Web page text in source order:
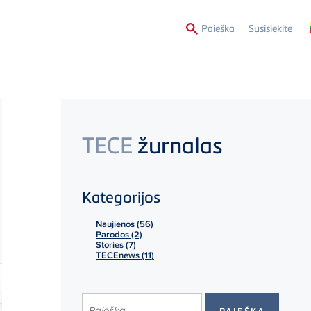
Paieška Susisiekite
TECE žurnalas
Kategorijos
Naujienos (56)
Parodos (2)
Stories (7)
TECEnews (11)